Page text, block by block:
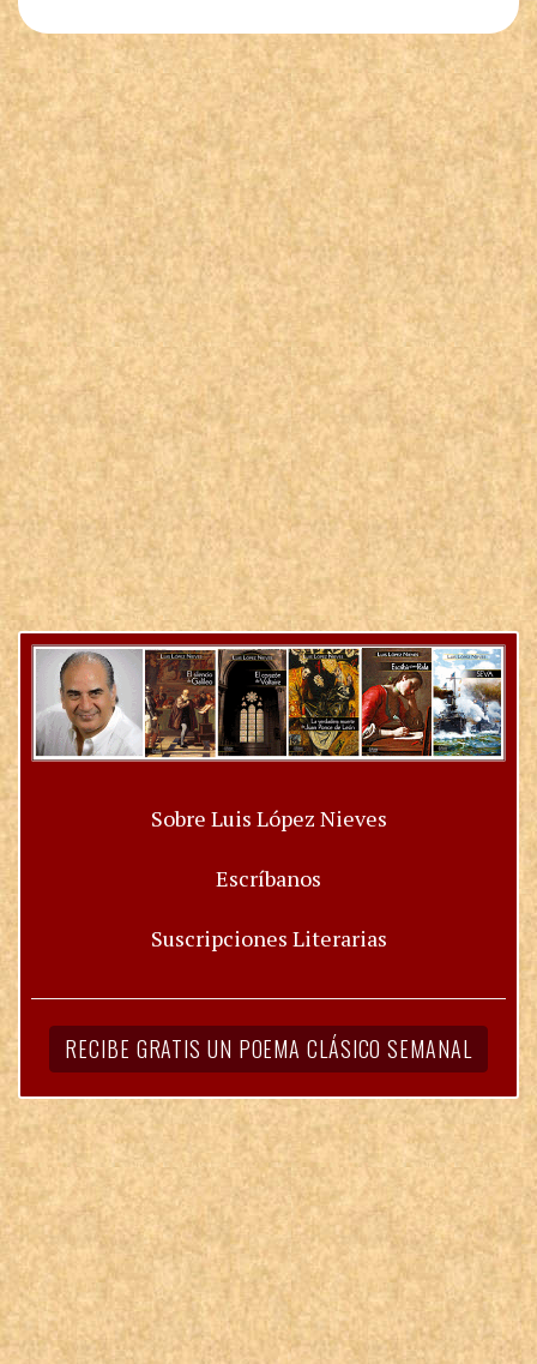
Sobre Luis López Nieves
Escríbanos
Suscripciones Literarias
RECIBE GRATIS UN POEMA CLÁSICO SEMANAL